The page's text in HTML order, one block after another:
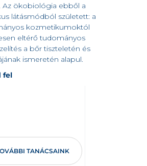
Az ökobiológia ebből a
látásmódból született: a
kozmetikumoktól
eltérő tudományos
a bőr tiszteletén és
ismeretén alapul.
fel
TANÁCSAINK